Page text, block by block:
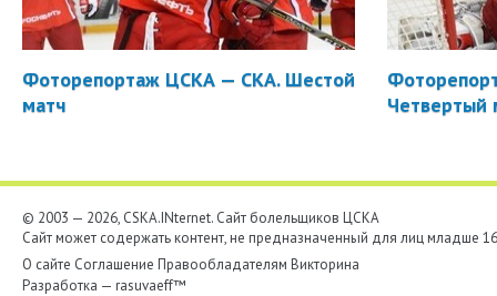
Фоторепортаж ЦСКА — СКА. Шестой
матч
Четвертый
© 2003 — 2026, CSKA.INternet. Cайт болельщиков ЦСКА
Сайт может содержать контент, не предназначенный для лиц младше
О сайте Соглашение Правообладателям Викторина
Разработка — rasuvaeff™